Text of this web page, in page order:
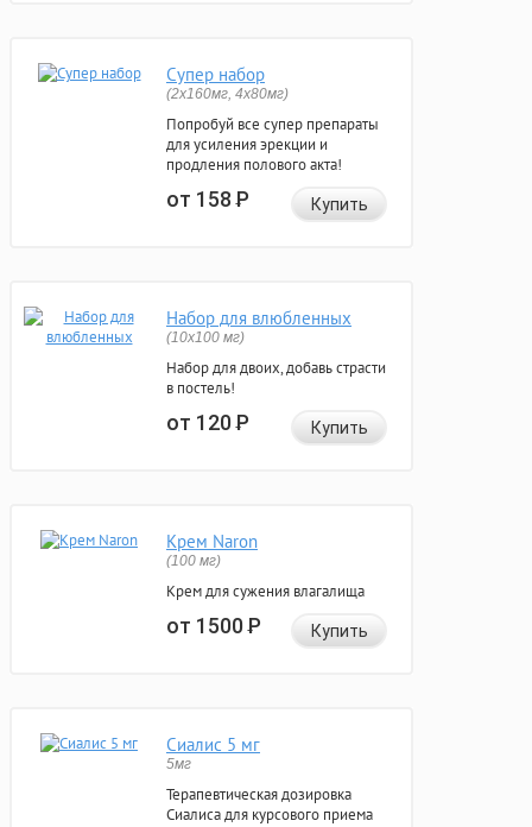
Супер набор
(2х160мг, 4х80мг)
Попробуй все супер препараты
для усиления эрекции и
продления полового акта!
от 158Р Купить
Набор для влюбленных
(10х100 мг)
Набор для двоих, добавь страсти
в постель!
от 120Р Купить
Крем Naron
(100 мг)
Крем для сужения влагалища
от 1500Р Купить
Сиалис 5 мг
5мг
Терапевтическая дозировка
Сиалиса для курсового приема